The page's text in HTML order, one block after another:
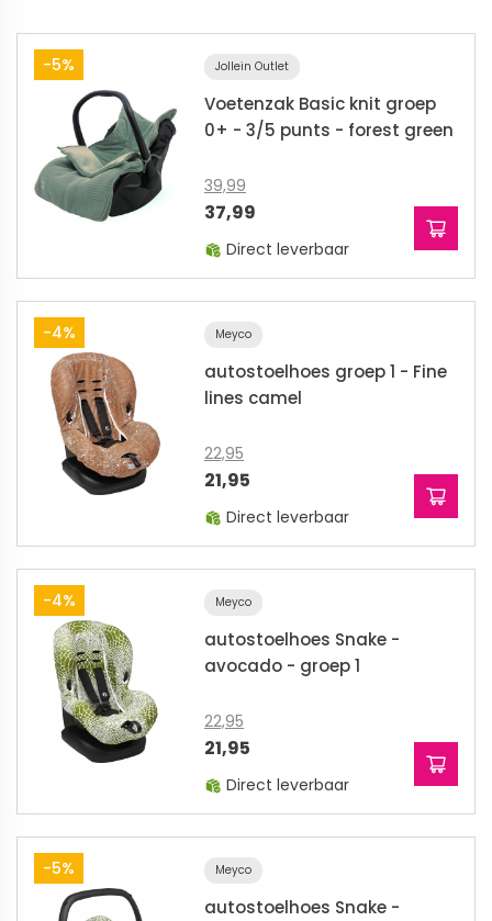
-5% Jollein Outlet
Voetenzak Basic knit groep
0+ - 3/5 punts - forest green
39,99
37,99
Direct leverbaar
-4% Meyco
autostoelhoes groep 1 - Fine
lines camel
22,95
21,95
Direct leverbaar
-4% Meyco
autostoelhoes Snake -
avocado - groep 1
22,95
21,95
Direct leverbaar
-5% Meyco
autostoelhoes Snake -